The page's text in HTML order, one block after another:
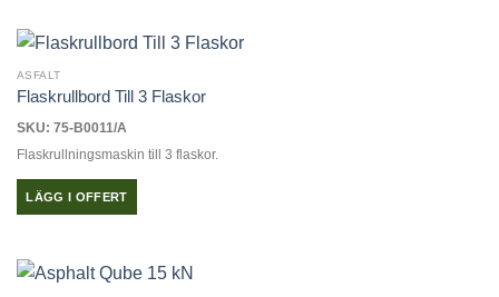
ASFALT
Flaskrullbord Till 3 Flaskor
SKU: 75-B0011/A
Flaskrullningsmaskin till 3 flaskor.
LÄGG I OFFERT